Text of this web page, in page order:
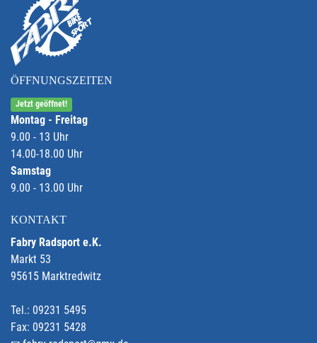
ÖFFNUNGSZEITEN
Jetzt geöffnet!
Montag - Freitag
9.00 - 13 Uhr
14.00-18.00 Uhr
Samstag
9.00 - 13.00 Uhr
KONTAKT
Fabry Radsport e.K.
Markt 53
95615 Marktredwitz
Tel.: 09231 5495
Fax: 09231 5428